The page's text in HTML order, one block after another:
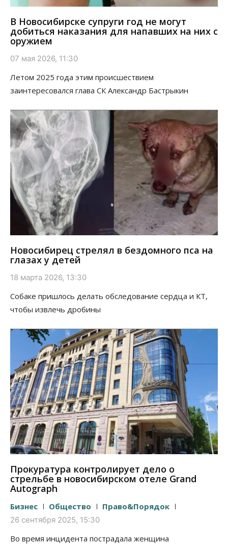
В Новосибирске супруги год не могут
добиться наказания для напавших на них с
оружием
07 мая 2026, 11:30
Летом 2025 года этим происшествием
заинтересовался глава СК Александр Бастрыкин
Новосибирец стрелял в бездомного пса на
глазах у детей
18 марта 2026, 13:30
Собаке пришлось делать обследование сердца и КТ,
чтобы извлечь дробины
Прокуратура контролирует дело о
стрельбе в новосибирском отеле Grand
Autograph
Бизнес Общество Право&Порядок
26 сентября 2025, 15:30
Во время инцидента пострадала женщина